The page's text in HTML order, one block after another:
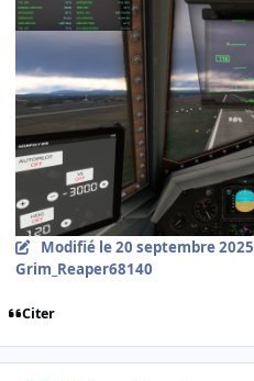
Modifié le 20 septembre 2025
Grim_Reaper68140
Citer